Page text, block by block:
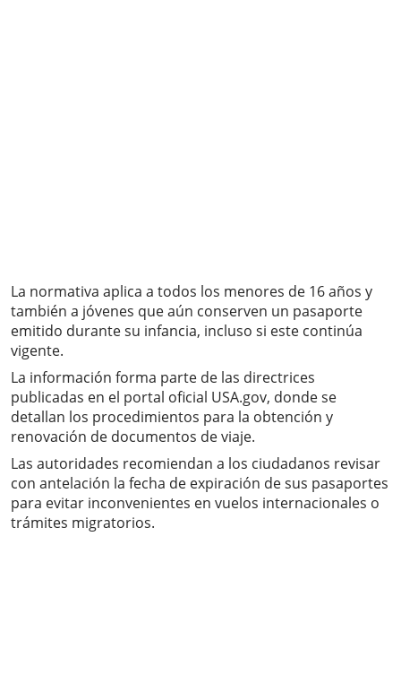
La normativa aplica a todos los menores de 16 años y
también a jóvenes que aún conserven un pasaporte
emitido durante su infancia, incluso si este continúa
vigente.
La información forma parte de las directrices
publicadas en el portal oficial USA.gov, donde se
detallan los procedimientos para la obtención y
renovación de documentos de viaje.
Las autoridades recomiendan a los ciudadanos revisar
con antelación la fecha de expiración de sus pasaportes
para evitar inconvenientes en vuelos internacionales o
trámites migratorios.